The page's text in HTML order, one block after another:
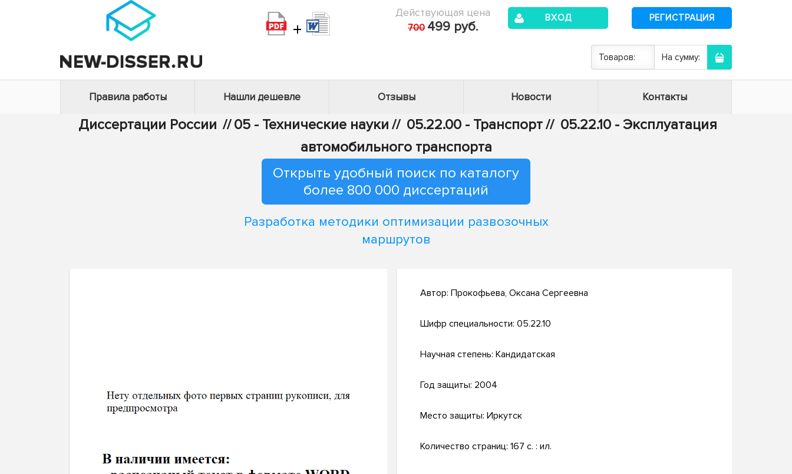
+
Действующая цена
700 499 руб.
ВХОД РЕГИСТРАЦИЯ
Товаров: На сумму:
Правила работы Нашли дешевле Отзывы Новости Контакты
Диссертации России // 05 - Технические науки // 05.22.00 - Транспорт// 05.22.10 - Эксплуатация
автомобильного транспорта
Открыть удобный поиск по каталогу
более 800 000 диссертаций
Разработка методики оптимизации развозочных
маршрутов
Автор: Прокофьева, Оксана Сергеевна
Шифр специальности: 05.22.10
Научная степень: Кандидатская
Год защиты: 2004
Место защиты: Иркутск
Количество страниц: 167 с. : ил.